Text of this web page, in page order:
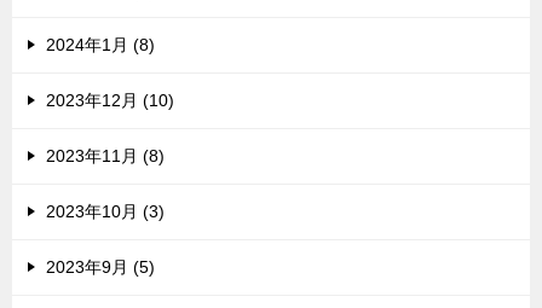
2024年1月 (8)
2023年12月 (10)
2023年11月 (8)
2023年10月 (3)
2023年9月 (5)